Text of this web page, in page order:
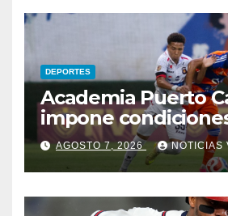
DEPORTES
Academia Puerto
impone
al Caracas FC
AGOSTO 7, 2026 NOTICIAS